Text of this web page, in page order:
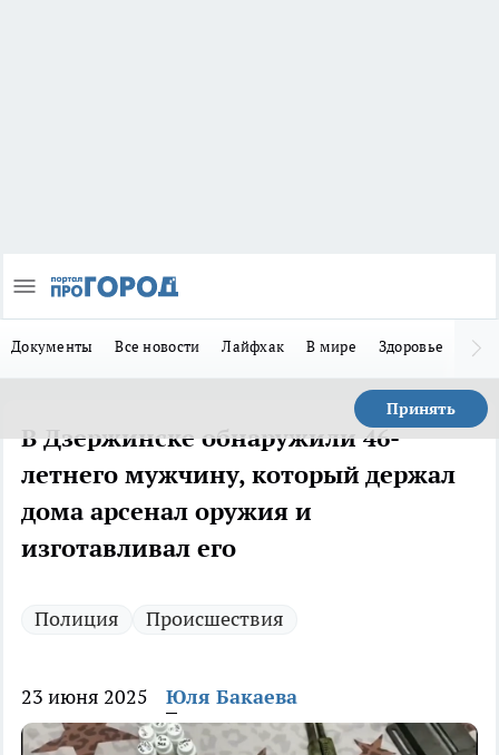
Документы Все новости Лайфхак В мире Здоровье
Принять
В Дзержинске обнаружили 46-
летнего мужчину, который держал
дома арсенал оружия и
изготавливал его
Полиция Происшествия
23 июня 2025 Юля Бакаева